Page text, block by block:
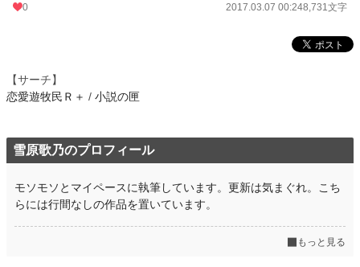
0 2017.03.07 00:248,731文字
【サーチ】
恋愛遊牧民Ｒ＋ / 小説の匣
雪原歌乃のプロフィール
モソモソとマイペースに執筆しています。更新は気まぐれ。こち
らには行間なしの作品を置いています。
もっと見る